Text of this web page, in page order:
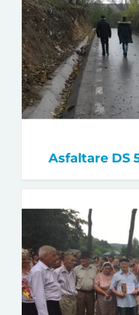
Asfaltare DS